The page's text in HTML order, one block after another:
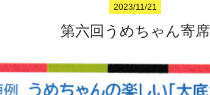
2023/11/21
第六回うめちゃん寄席